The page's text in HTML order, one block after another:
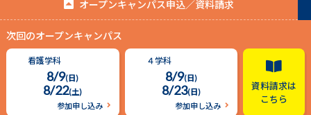
© 2020 名古屋平成看護医療専門学校.
オープンキャンパス申込／資料請求
次回のオープンキャンパス
看護学科
8/9(日)
8/22(土)
参加申し込み
４学科
8/9(日)
8/23(日)
参加申し込み
資料請求は
こちら